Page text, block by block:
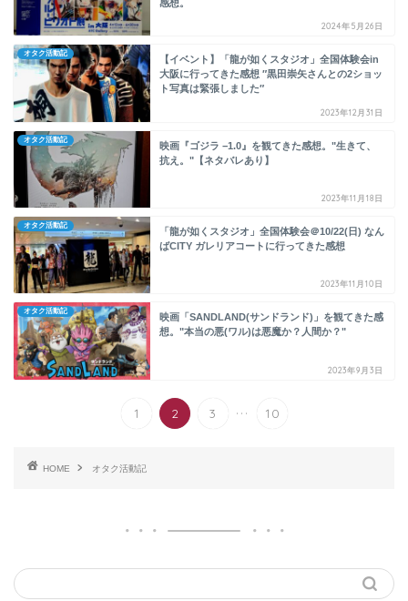
感想。
2024年5月26日
オタク活動記
【イベント】「龍が如くスタジオ」全国体験会in
大阪に行ってきた感想 ″黒田崇矢さんとの2ショッ
ト写真は緊張しました″
2023年12月31日
オタク活動記
映画『ゴジラ −1.0』を観てきた感想。"生きて、
抗え。"【ネタバレあり】
2023年11月18日
オタク活動記
「龍が如くスタジオ」全国体験会＠10/22(日) なん
ばCITY ガレリアコートに行ってきた感想
2023年11月10日
オタク活動記
映画「SANDLAND(サンドランド)」を観てきた感
想。"本当の悪(ワル)は悪魔か？人間か？"
2023年9月3日
1 2 3 ... 10
HOME オタク活動記